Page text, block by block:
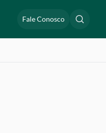
Fale Conosco